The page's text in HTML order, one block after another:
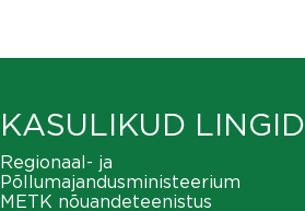
KASULIKUD LINGID
Regionaal- ja
Põllumajandusministeerium
METK nõuandeteenistus